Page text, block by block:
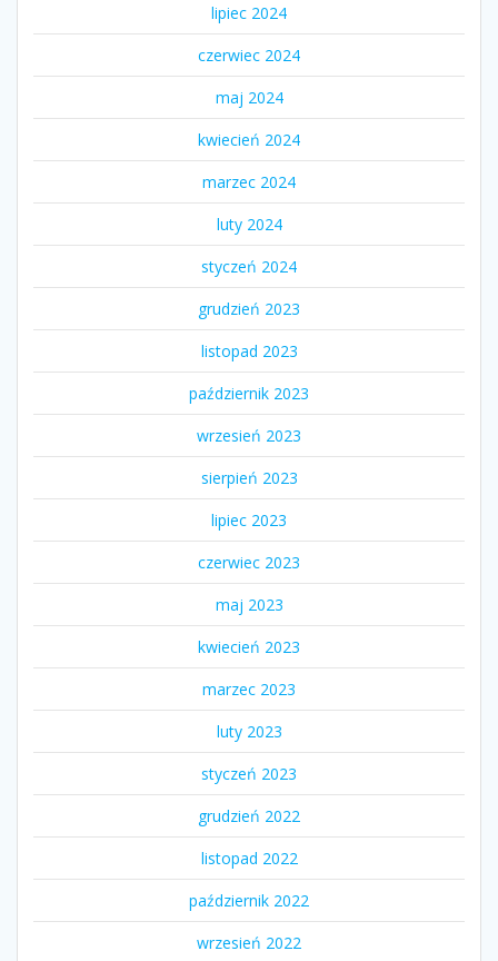
lipiec 2024
czerwiec 2024
maj 2024
kwiecień 2024
marzec 2024
luty 2024
styczeń 2024
grudzień 2023
listopad 2023
październik 2023
wrzesień 2023
sierpień 2023
lipiec 2023
czerwiec 2023
maj 2023
kwiecień 2023
marzec 2023
luty 2023
styczeń 2023
grudzień 2022
listopad 2022
październik 2022
wrzesień 2022